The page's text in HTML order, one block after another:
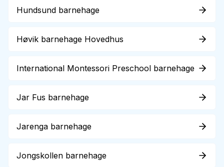
Hundsund barnehage
Høvik barnehage Hovedhus
International Montessori Preschool barnehage
Jar Fus barnehage
Jarenga barnehage
Jongskollen barnehage